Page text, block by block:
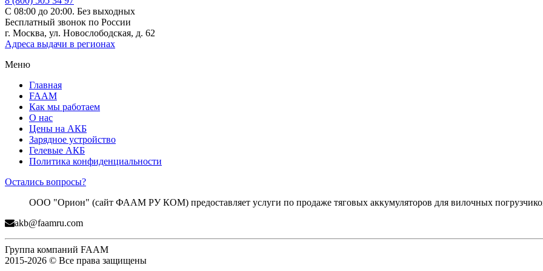
С 08:00 до 20:00. Без выходных
Бесплатный звонок по России
г. Москва, ул. Новослободская, д. 62
Адреса выдачи в регионах
Меню
Главная
FAAM
Как мы работаем
О нас
Цены на АКБ
Зарядное устройство
Гелевые АКБ
Политика конфиденциальности
Остались вопросы?
ООО "Орион" (сайт ФААМ РУ КОМ) предоставляет услуги по продаже тяговых аккумуляторов для вилочных
akb@faamru.com
Группа компаний FAAM
2015-2026 © Все права защищены